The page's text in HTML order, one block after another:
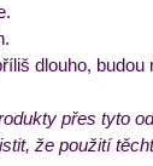
dlouho, budou
přes tyto
že použití